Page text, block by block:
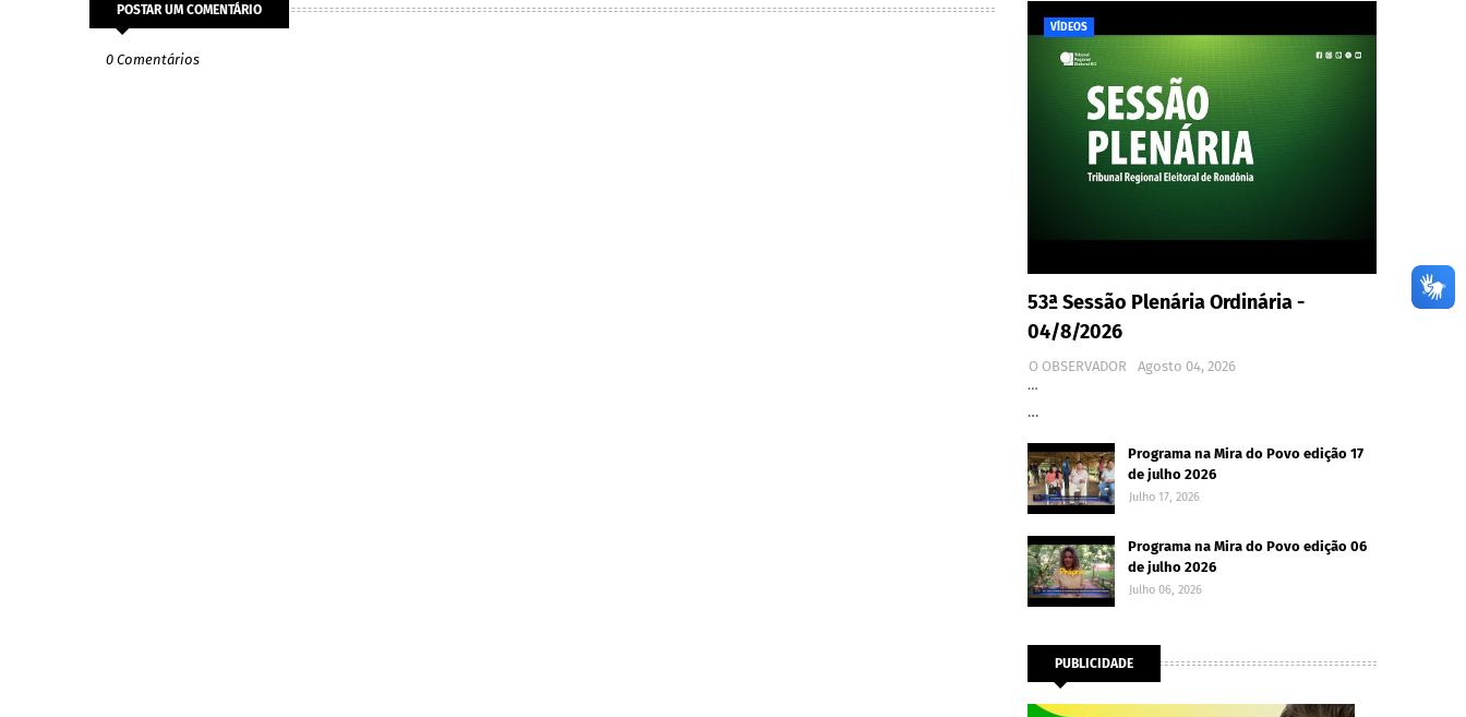
POSTAR UM COMENTÁRIO
0 Comentários
VÍDEOS
53ª Sessão Plenária Ordinária -
04/8/2026
O OBSERVADOR
Agosto 04, 2026
…
…
Programa na Mira do Povo edição 17
de julho 2026
Julho 17, 2026
Programa na Mira do Povo edição 06
de julho 2026
Julho 06, 2026
PUBLICIDADE